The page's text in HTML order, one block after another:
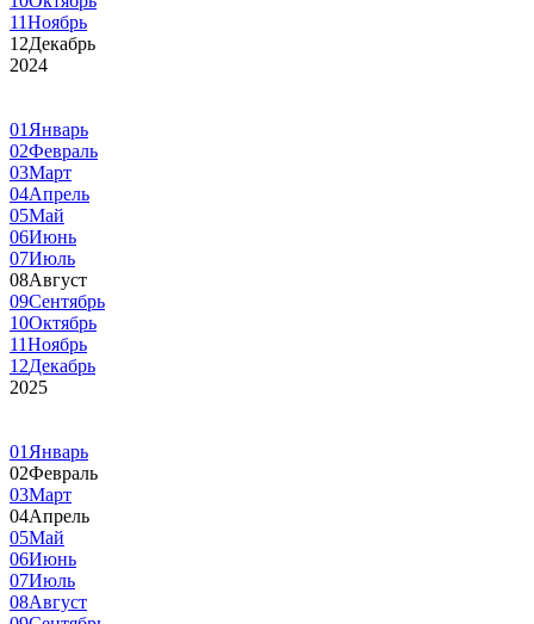
11Ноябрь
12Декабрь
2024
01 Январь
02Февраль
03Март
04Апрель
05Май
06Июнь
07Июль
08Август
09Сентябрь
10Октябрь
11Ноябрь
12Декабрь
2025
01 Январь
02Февраль
03Март
04Апрель
05Май
06Июнь
07Июль
08Август